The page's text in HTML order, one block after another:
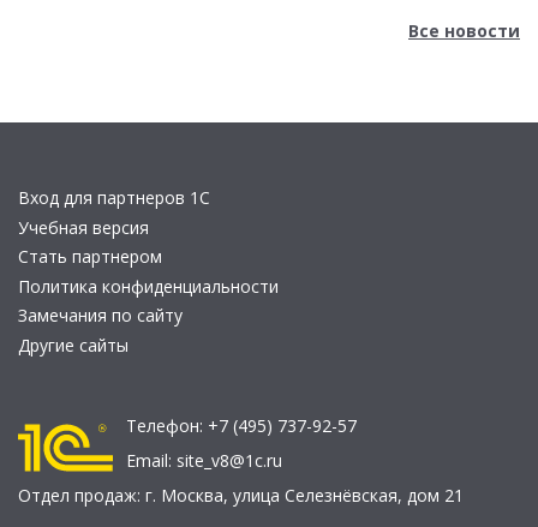
Все новости
Вход для партнеров 1С
Учебная версия
Стать партнером
Политика конфиденциальности
Замечания по сайту
Другие сайты
Телефон: +7 (495) 737-92-57
Email: site_v8@1c.ru
Отдел продаж: г. Москва, улица Селезнёвская, дом 21